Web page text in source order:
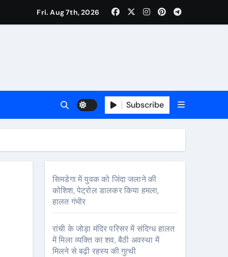
Fri. Aug 7th, 2026
Subscribe
सिमडेगा में युवक को जिंदा जलाने की
कोशिश, पेट्रोल डालकर किया हमला,
हालत गंभीर
रांची के जोड़ा मंदिर परिसर में संदिग्ध हालत
में मिला व्यक्ति का शव, बैठी अवस्था में
मिलने से बढ़ी रहस्य की गुत्थी